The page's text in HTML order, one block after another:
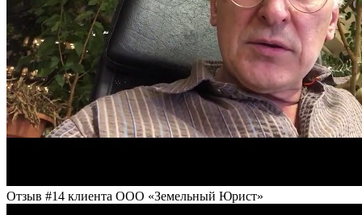
Отзыв #14 клиента ООО «Земельный Юрист»